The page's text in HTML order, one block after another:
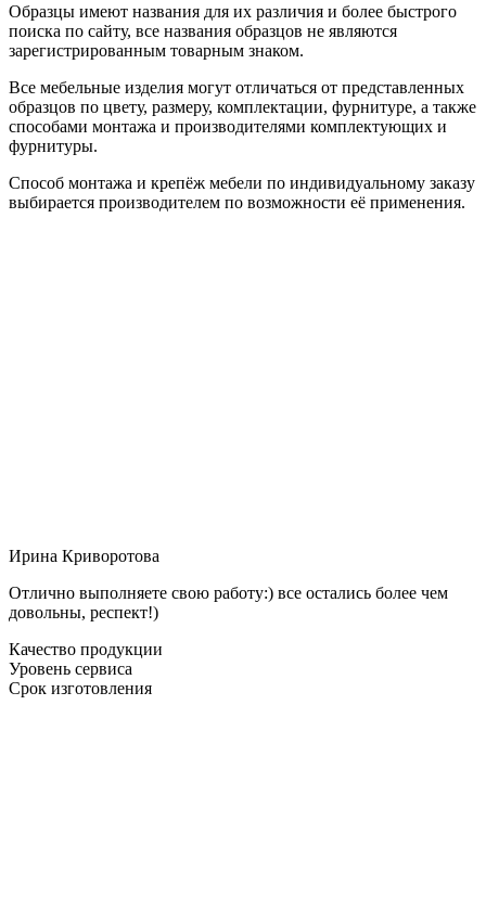
Образцы имеют названия для их различия и более быстрого
поиска по сайту, все названия образцов не являются
зарегистрированным товарным знаком.
Все мебельные изделия могут отличаться от представленных
образцов по цвету, размеру, комплектации, фурнитуре, а также
способами монтажа и производителями комплектующих и
фурнитуры.
Способ монтажа и крепёж мебели по индивидуальному заказу
выбирается производителем по возможности её применения.
Ирина Криворотова
Отлично выполняете свою работу:) все остались более чем
довольны, респект!)
Качество продукции
Уровень сервиса
Срок изготовления